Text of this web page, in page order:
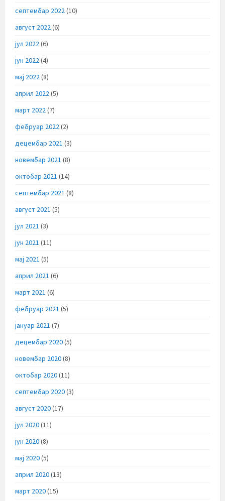
септембар 2022(10)
август 2022(6)
јул 2022(6)
јун 2022(4)
мај 2022(8)
април 2022(5)
март 2022(7)
фебруар 2022(2)
децембар 2021 (3)
новембар 2021 (8)
октобар 2021 (14)
септембар 2021 (8)
август 2021 (5)
јул 2021 (3)
јун 2021 (11)
мај 2021 (5)
април 2021 (6)
март 2021 (6)
фебруар 2021 (5)
јануар 2021 (7)
децембар 2020(5)
новембар 2020(8)
октобар 2020(11)
септембар 2020(3)
август 2020(17)
јул 2020(11)
јун 2020(8)
мај 2020(5)
април 2020(13)
март 2020(15)